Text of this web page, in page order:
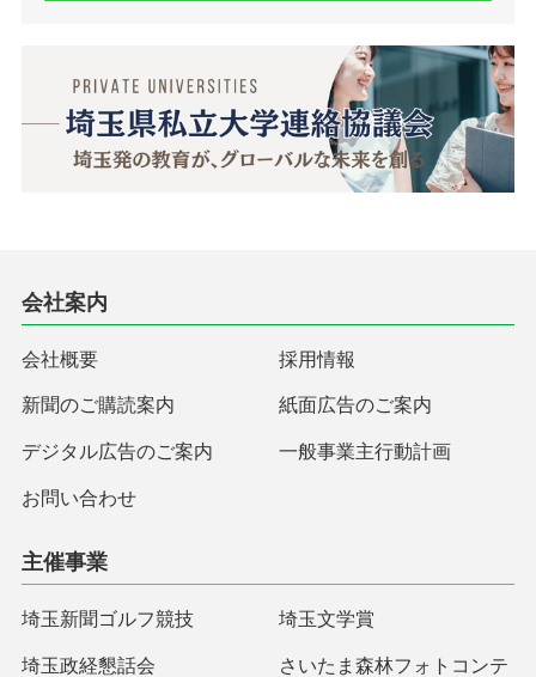
会社案内
会社概要 採用情報
新聞のご購読案内 紙面広告のご案内
デジタル広告のご案内 一般事業主行動計画
お問い合わせ
主催事業
埼玉新聞ゴルフ競技 埼玉文学賞
埼玉政経懇話会
さいたま森林フォトコンテ